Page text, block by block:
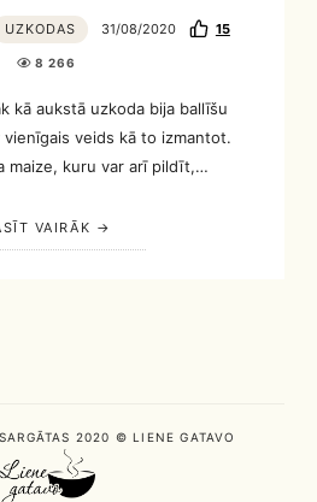
UZKODAS 31/08/2020 15
8 266
kā aukstā uzkoda bija ballīšu
veids kā to izmantot.
maize, kuru var arī pildīt,…
VAIRĀK
2020 © LIENE GATAVO